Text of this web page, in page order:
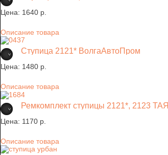
Цена: 1640 p.
Описание товара
Ступица 2121* ВолгаАвтоПром
Цена: 1480 p.
Описание товара
Ремкомплект ступицы 2121*, 2123 ТАЯ
Цена: 1170 p.
Описание товара